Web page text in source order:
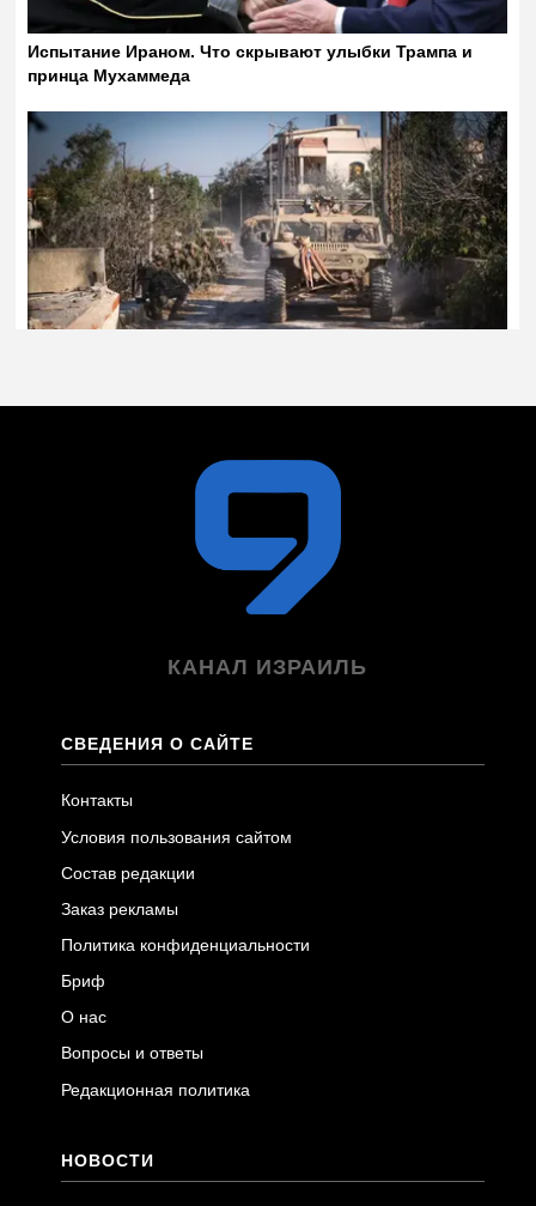
КАНАЛ ИЗРАИЛЬ
СВЕДЕНИЯ О САЙТЕ
Контакты
Условия пользования сайтом
Состав редакции
Заказ рекламы
Политика конфиденциальности
Бриф
О нас
Вопросы и ответы
Редакционная политика
НОВОСТИ